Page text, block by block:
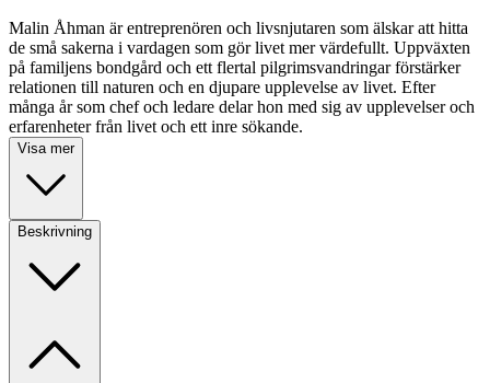
Malin Åhman är entreprenören och livsnjutaren som älskar att hitta
de små sakerna i vardagen som gör livet mer värdefullt. Uppväxten
på familjens bondgård och ett flertal pilgrimsvandringar förstärker
relationen till naturen och en djupare upplevelse av livet. Efter
många år som chef och ledare delar hon med sig av upplevelser och
erfarenheter från livet och ett inre sökande.
Visa mer
Beskrivning